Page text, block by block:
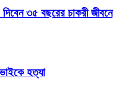
৩৫ বছরের চাকরী জীবনে
হত্যা